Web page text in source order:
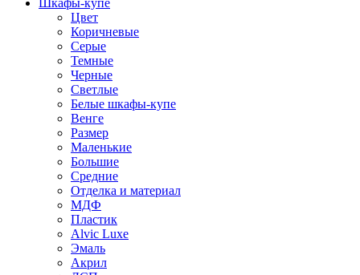
Шкафы-купе
Цвет
Коричневые
Серые
Темные
Черные
Светлые
Белые шкафы-купе
Венге
Размер
Маленькие
Большие
Средние
Отделка и материал
МДФ
Пластик
Alvic Luxe
Эмаль
Акрил